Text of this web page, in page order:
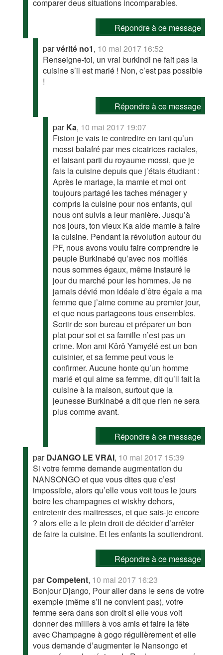
comparer deus situations incomparables.
Répondre à ce message
parvérité no1, 10 mai 2017 16:52
Renseigne-toi, un vrai burkindi ne fait pas la
cuisine s’il est marié ! Non, c’est pas possible
!
Répondre à ce message
parKa, 10 mai 2017 19:07
Fiston je vais te contredire en tant qu’un
mossi balafré par mes cicatrices raciales,
et faisant parti du royaume mossi, que je
fais la cuisine depuis que j’étais étudiant :
Après le mariage, la mamie et moi ont
toujours partagé les taches ménager y
compris la cuisine pour nos enfants, qui
nous ont suivis a leur manière. Jusqu’à
nos jours, ton vieux Ka aide mamie à faire
la cuisine. Pendant la révolution autour du
PF, nous avons voulu faire comprendre le
peuple Burkinabé qu’avec nos moitiés
nous sommes égaux, même instauré le
jour du marché pour les hommes. Je ne
jamais dévié mon idéale d’être égale a ma
femme que j’aime comme au premier jour,
et que nous partageons tous ensembles.
Sortir de son bureau et préparer un bon
plat pour soi et sa famille n’est pas un
crime. Mon ami Kôrô Yamyélé est un bon
cuisinier, et sa femme peut vous le
confirmer. Aucune honte qu’un homme
marié et qui aime sa femme, dit qu’il fait la
cuisine à la maison, surtout que la
jeunesse Burkinabé a dit que rien ne sera
plus comme avant.
Répondre à ce message
parDJANGO LE VRAI, 10 mai 2017 15:39
Si votre femme demande augmentation du
NANSONGO et que vous dites que c’est
impossible, alors qu’elle vous voit tous le jours
boire les champagnes et wiskhy dehors,
entretenir des maitresses, et que sais-je encore
? alors elle a le plein droit de décider d’arrêter
de faire la cuisine. Et les enfants la soutiendront.
Répondre à ce message
parCompetent, 10 mai 2017 16:23
Bonjour Django, Pour aller dans le sens de votre
exemple (même s’il ne convient pas), votre
femme sera dans son droit si elle vous voit
donner des milliers à vos amis et faire la fête
avec Champagne à gogo régulièrement et elle
vous demande d’augmenter le Nansongo et